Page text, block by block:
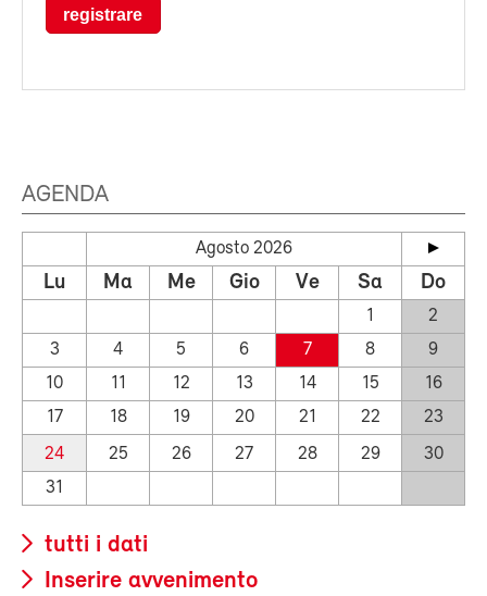
registrare
AGENDA
Agosto 2026
Lu Ma Me Gio Ve Sa Do
1
2
3
4 5 6 7 8
9
10
11 12 13 14 15
16
17
18 19 20 21 22
23
24
25 26 27 28 29
30
31
tutti i dati
Inserire avvenimento